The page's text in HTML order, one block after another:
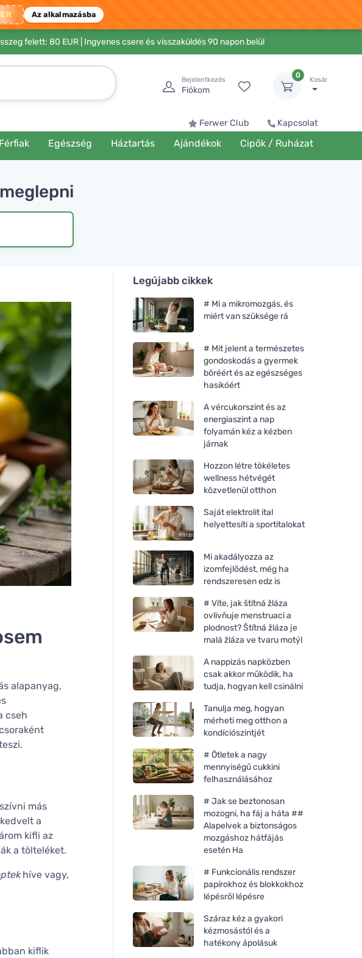
Az alkalmazásba
felett: 80 EUR | Ingyenes csere és visszaküldés 90 napon belül
Bejelentkezés
Fiókom
0
Kosár
Ferwer Club Kapcsolat
Férfiak Egészség Háztartás Ajándékok Cipők / Ruházat
alapanyag,
cseh
más
a
kifli az
a tölteléket.
híve vagy,
kiflik
Legújabb cikkek
# Mi a mikromozgás, és
miért van szüksége rá
# Mit jelent a természetes
gondoskodás a gyermek
bőréért és az egészséges
hasikóért
A vércukorszint és az
energiaszint a nap
folyamán kéz a kézben
járnak
Hozzon létre tökéletes
wellness hétvégét
közvetlenül otthon
Saját elektrolit ital
helyettesíti a sportitalokat
Mi akadályozza az
izomfejlődést, még ha
rendszeresen edz is
# Víte, jak štítná žláza
ovlivňuje menstruaci a
plodnost? Štítná žláza je
malá žláza ve tvaru motýl
A nappizás napközben
csak akkor működik, ha
tudja, hogyan kell csinálni
Tanulja meg, hogyan
mérheti meg otthon a
kondíciószintjét
# Ötletek a nagy
mennyiségű cukkini
felhasználásához
# Jak se beztonosan
mozogni, ha fáj a háta ##
Alapelvek a biztonságos
mozgáshoz hátfájás
esetén Ha
# Funkcionális rendszer
papírokhoz és blokkokhoz
lépésről lépésre
Száraz kéz a gyakori
kézmosástól és a
hatékony ápolásuk